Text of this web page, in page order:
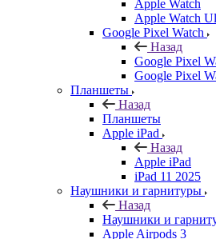
Apple Watch
Apple Watch
Google Pixel Watch
Назад
Google Pixel
Google Pixel
Планшеты
Назад
Планшеты
Apple iPad
Назад
Apple iPad
iPad 11 2025
Наушники и гарнитуры
Назад
Наушники и
Apple Airpods 3